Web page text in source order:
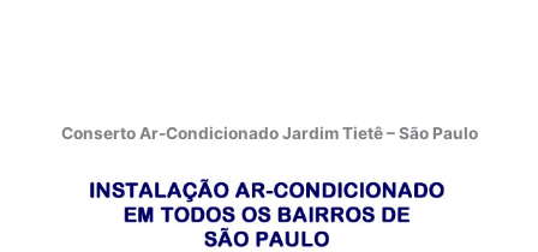
Conserto Ar-Condicionado Jardim Tietê – São Paulo